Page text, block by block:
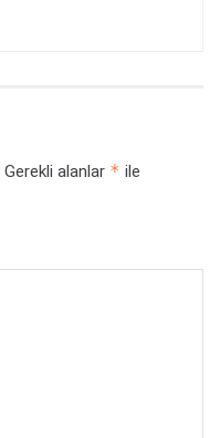
Gerekli alanlar * ile